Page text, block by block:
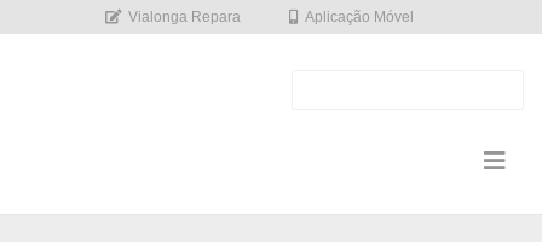
Vialonga Repara Aplicação Móvel